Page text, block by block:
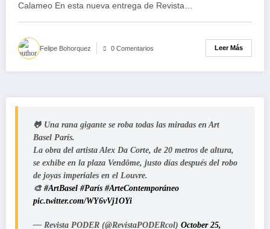
Calameo En esta nueva entrega de Revista…
Felipe Bohorquez 0 Comentarios Leer Más
🐸 Una rana gigante se roba todas las miradas en Art
Basel París.
La obra del artista Alex Da Corte, de 20 metros de altura,
se exhibe en la plaza Vendôme, justo días después del robo
de joyas imperiales en el Louvre.
🎨 #ArtBasel #París #ArteContemporáneo
pic.twitter.com/WY6vVj1OYi
— Revista PODER (@RevistaPODERcol) October 25,